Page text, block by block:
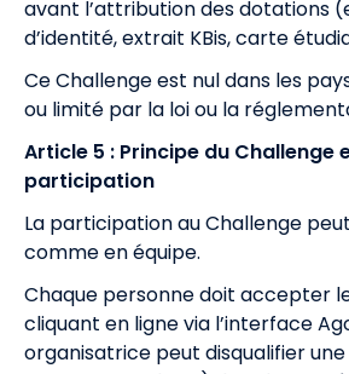
avant l’attribution des dotations
d’identité, extrait KBis, carte
Ce Challenge est nul dans les
ou limité par la loi ou la
Article 5 : Principe du Challenge
participation
La participation au Challenge
comme en équipe.
Chaque personne doit accepter
cliquant en ligne via l’interface
organisatrice peut disqualifier